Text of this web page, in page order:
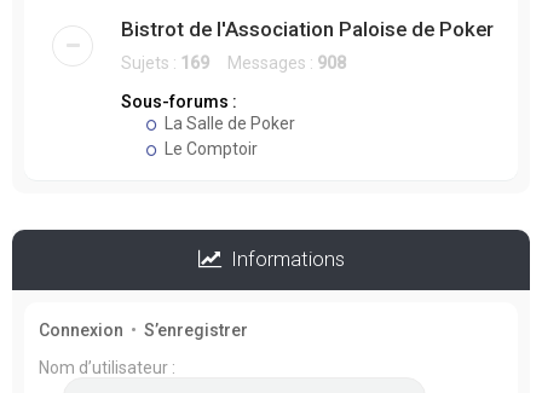
Bistrot de l'Association Paloise de Poker
Sujets : 169 Messages : 908
Sous-forums :
La Salle de Poker
Le Comptoir
Informations
Connexion • S’enregistrer
Nom d’utilisateur :